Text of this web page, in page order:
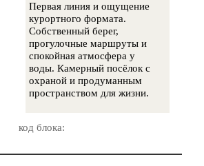
Первая линия и ощущение
курортного формата.
Собственный берег,
прогулочные маршруты и
спокойная атмосфера у
воды. Камерный посёлок с
охраной и продуманным
пространством для жизни.
код блока: